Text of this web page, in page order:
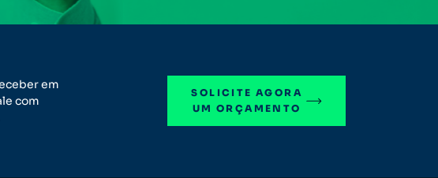
em
com
SOLICITE AGORA
UM ORÇAMENTO